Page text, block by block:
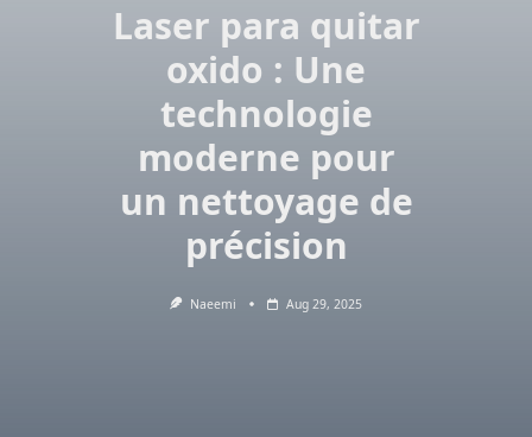
Laser para quitar
oxido : Une
technologie
moderne pour
un nettoyage de
précision
Naeemi Aug 29, 2025